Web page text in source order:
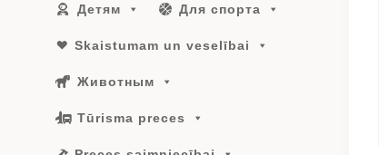
Детям Для спорта
Skaistumam un veselībai
Животным
Tūrisma preces